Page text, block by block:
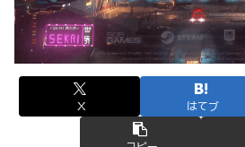
X はてブ